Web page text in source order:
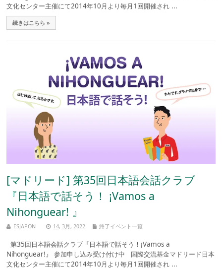
文化センター主催にて2014年10月より毎月1回開催され ...
続きはこちら »
[マドリード] 第35回日本語会話クラブ
『日本語で話そう！ ¡Vamos a
Nihonguear! 』
ESJAPON 14, 3月, 2022 終了イベント一覧
第35回日本語会話クラブ『日本語で話そう！¡Vamos a
Nihonguear!』 参加申し込み受け付け中 国際交流基金マドリード日本
文化センター主催にて2014年10月より毎月1回開催され ...